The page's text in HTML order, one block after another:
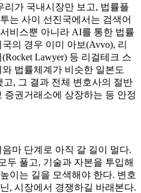
리가 국내시장만 보고, 법률플
는 사이 선진국에서는 검색어
비스뿐 아니라 AI를 통한 법률
의 경우 이미 아보(Avvo), 리
Lawyer) 등 리걸테크 스
법률체계가 비슷한 일본도
고, 그 결과 전체 변호사의 절반
증권거래소에 상장하는 등 안정
마 단계로 아직 갈 길이 멀다.
두 풀고, 기술과 자본을 투입해
이는 길을 모색해야 한다. 변호
, 시장에서 경쟁하길 바래본다.